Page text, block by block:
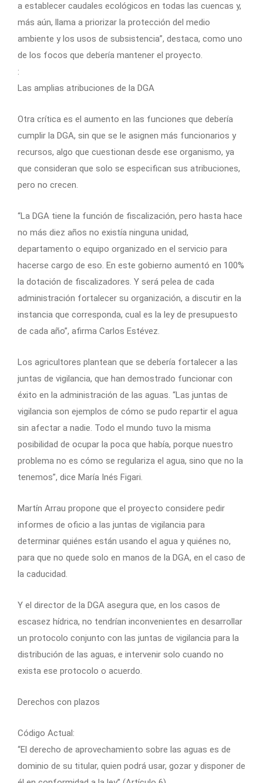
a establecer caudales ecológicos en todas las cuencas y,
más aún, llama a priorizar la protección del medio
ambiente y los usos de subsistencia”, destaca, como uno
de los focos que debería mantener el proyecto.
:
Las amplias atribuciones de la DGA
Otra crítica es el aumento en las funciones que debería
cumplir la DGA, sin que se le asignen más funcionarios y
recursos, algo que cuestionan desde ese organismo, ya
que consideran que solo se especifican sus atribuciones,
pero no crecen.
“La DGA tiene la función de fiscalización, pero hasta hace
no más diez años no existía ninguna unidad,
departamento o equipo organizado en el servicio para
hacerse cargo de eso. En este gobierno aumentó en 100%
la dotación de fiscalizadores. Y será pelea de cada
administración fortalecer su organización, a discutir en la
instancia que corresponda, cual es la ley de presupuesto
de cada año”, afirma Carlos Estévez.
Los agricultores plantean que se debería fortalecer a las
juntas de vigilancia, que han demostrado funcionar con
éxito en la administración de las aguas. “Las juntas de
vigilancia son ejemplos de cómo se pudo repartir el agua
sin afectar a nadie. Todo el mundo tuvo la misma
posibilidad de ocupar la poca que había, porque nuestro
problema no es cómo se regulariza el agua, sino que no la
tenemos”, dice María Inés Figari.
Martín Arrau propone que el proyecto considere pedir
informes de oficio a las juntas de vigilancia para
determinar quiénes están usando el agua y quiénes no,
para que no quede solo en manos de la DGA, en el caso de
la caducidad.
Y el director de la DGA asegura que, en los casos de
escasez hídrica, no tendrían inconvenientes en desarrollar
un protocolo conjunto con las juntas de vigilancia para la
distribución de las aguas, e intervenir solo cuando no
exista ese protocolo o acuerdo.
Derechos con plazos
Código Actual:
“El derecho de aprovechamiento sobre las aguas es de
dominio de su titular, quien podrá usar, gozar y disponer de